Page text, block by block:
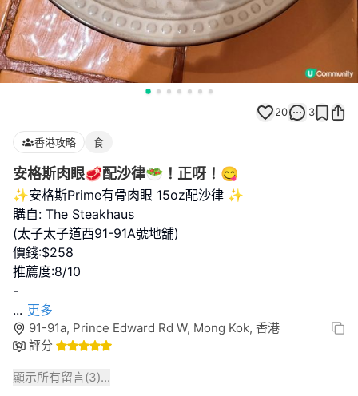
20 3
香港攻略 食
安格斯肉眼🥩配沙律🥗！正呀！😋
✨安格斯Prime有骨肉眼 15oz配沙律 ✨
購自: The Steakhaus
(太子太子道西91-91A號地舖)
價錢:$258
推薦度:8/10
... 更多
91-91a, Prince Edward Rd W, Mong Kok, 香港
評分
顯示所有留言(3)...